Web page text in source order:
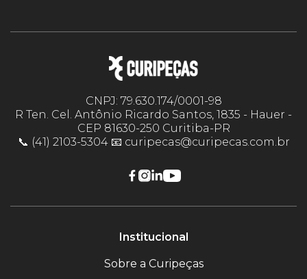
CNPJ: 79.630.174/0001-98
R Ten. Cel. Antônio Ricardo Santos, 1835 - Hauer -
CEP 81630-250 Curitiba-PR
📞 (41) 2103-5304 📧 curipecas@curipecas.com.br
Institucional
Sobre a Curipeças